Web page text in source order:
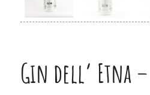
Gin dell’ Etna